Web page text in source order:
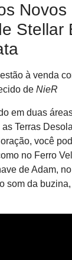
Novos
Stellar
à venda
de NieR
em duas
as Terras
você
no Ferro
de Adam,
som da